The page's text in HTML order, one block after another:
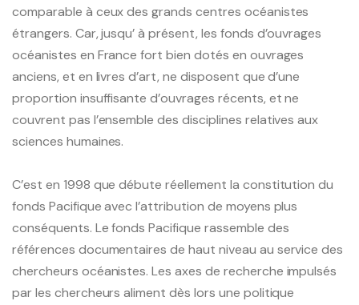
comparable à ceux des grands centres océanistes
étrangers. Car, jusqu’ à présent, les fonds d’ouvrages
océanistes en France fort bien dotés en ouvrages
anciens, et en livres d’art, ne disposent que d’une
proportion insuffisante d’ouvrages récents, et ne
couvrent pas l’ensemble des disciplines relatives aux
sciences humaines.
C’est en 1998 que débute réellement la constitution du
fonds Pacifique avec l’attribution de moyens plus
conséquents. Le fonds Pacifique rassemble des
références documentaires de haut niveau au service des
chercheurs océanistes. Les axes de recherche impulsés
par les chercheurs aliment dès lors une politique